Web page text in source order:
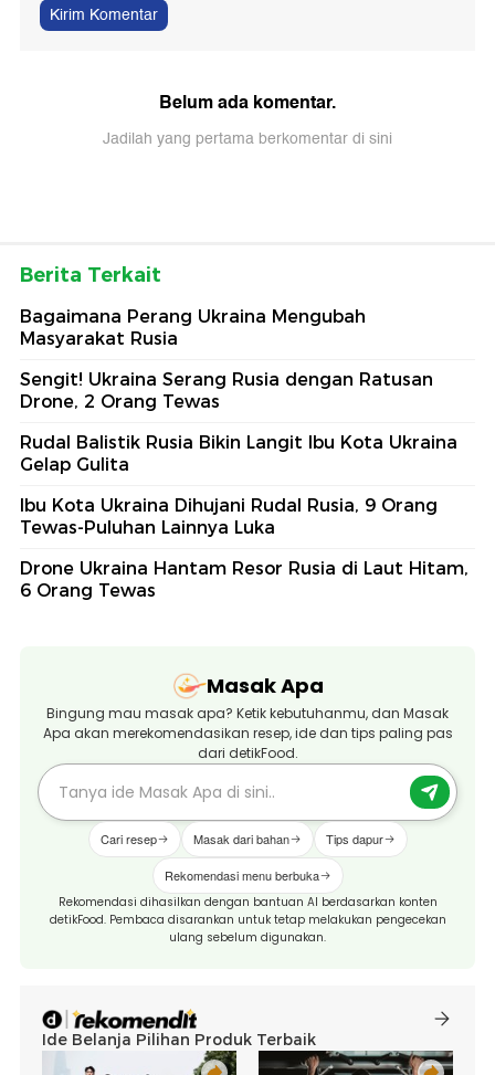
Kirim Komentar
Belum ada komentar.
Jadilah yang pertama berkomentar di sini
Berita Terkait
Bagaimana Perang Ukraina Mengubah
Masyarakat Rusia
Sengit! Ukraina Serang Rusia dengan Ratusan
Drone, 2 Orang Tewas
Rudal Balistik Rusia Bikin Langit Ibu Kota Ukraina
Gelap Gulita
Ibu Kota Ukraina Dihujani Rudal Rusia, 9 Orang
Tewas-Puluhan Lainnya Luka
Drone Ukraina Hantam Resor Rusia di Laut Hitam,
6 Orang Tewas
Masak Apa
Bingung mau masak apa? Ketik kebutuhanmu, dan Masak
Apa akan merekomendasikan resep, ide dan tips paling pas
dari detikFood.
Cari resep Masak dari bahan Tips dapur
Rekomendasi menu berbuka
Rekomendasi dihasilkan dengan bantuan AI berdasarkan konten
detikFood. Pembaca disarankan untuk tetap melakukan pengecekan
ulang sebelum digunakan.